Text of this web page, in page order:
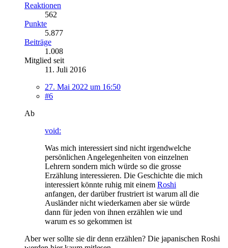
Reaktionen
562
Punkte
5.877
Beiträge
1.008
Mitglied seit
11. Juli 2016
27. Mai 2022 um 16:50
#6
Ab
void:
Was mich interessiert sind nicht irgendwelche
persönlichen Angelegenheiten von einzelnen
Lehrern sondern mich würde so die grosse
Erzählung interessieren. Die Geschichte die mich
interessiert könnte ruhig mit einem Roshi
anfangen, der darüber frustriert ist warum all die
Ausländer nicht wiederkamen aber sie würde
dann für jeden von ihnen erzählen wie und
warum es so gekommen ist
Aber wer sollte sie dir denn erzählen? Die japanischen Roshi